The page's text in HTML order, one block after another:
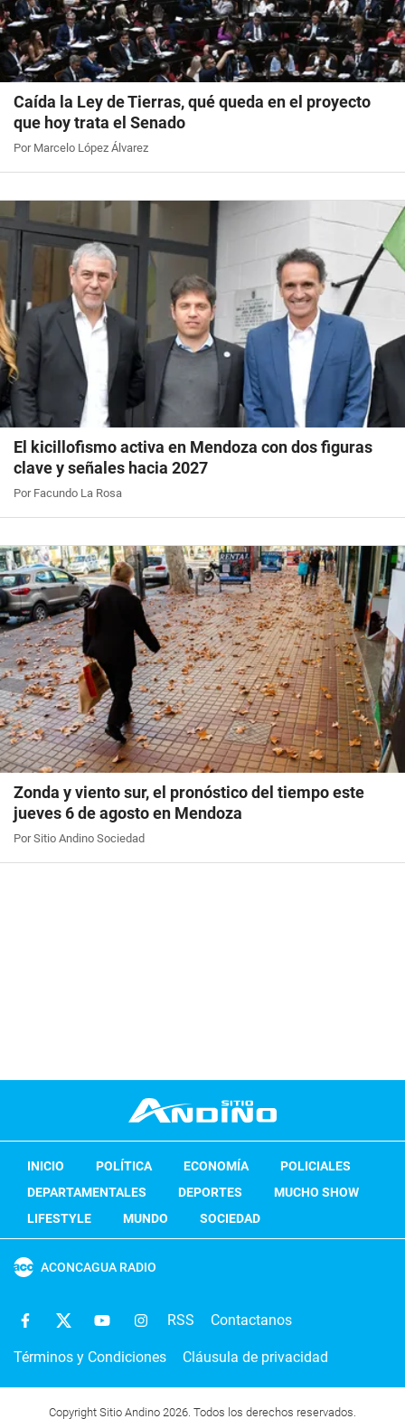
Caída la Ley de Tierras, qué queda en el proyecto
que hoy trata el Senado
Por Marcelo López Álvarez
El kicillofismo activa en Mendoza con dos figuras
clave y señales hacia 2027
Por Facundo La Rosa
Zonda y viento sur, el pronóstico del tiempo este
jueves 6 de agosto en Mendoza
Por Sitio Andino Sociedad
INICIO POLÍTICA ECONOMÍA
POLICIALES
DEPARTAMENTALES
DEPORTES
MUCHO SHOW
LIFESTYLE
MUNDO SOCIEDAD
ACONCAGUA RADIO
RSS Contactanos
Términos y Condiciones Cláusula de privacidad
Copyright Sitio Andino 2026. Todos los derechos reservados.